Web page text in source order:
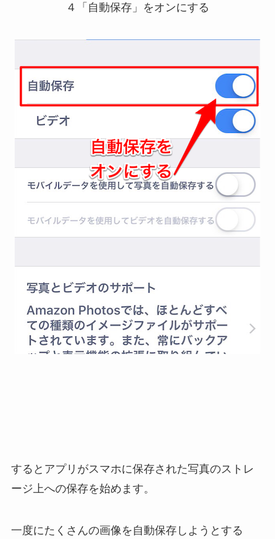
４「自動保存」をオンにする
するとアプリがスマホに保存された写真のストレ
ージ上への保存を始めます。
一度にたくさんの画像を自動保存しようとする